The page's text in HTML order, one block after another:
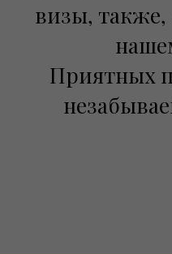
визы, также,
Приятных